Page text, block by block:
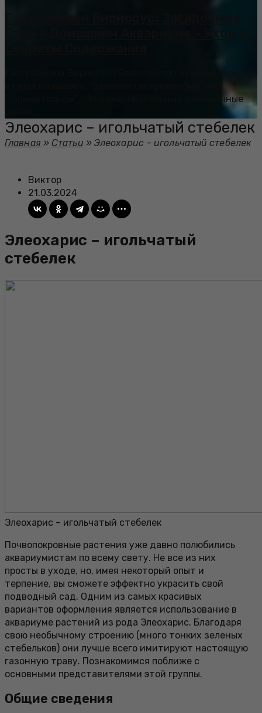
“горные гольцы”, - это очаровательные и необычные
Элеохарис – игольчатый стебелек
Главная » Статьи » Элеохарис – игольчатый стебелек
Виктор
21.03.2024
Элеохарис – игольчатый
стебелек
Элеохарис – игольчатый стебелек
Почвопокровные растения уже давно полюбились
аквариумистам по всему свету. Не все из них
просты в уходе, но, имея некоторый опыт и
терпение, вы сможете эффектно украсить свой
подводный сад. Одним из самых красивых
вариантов оформления является использование в
аквариуме растений из рода Элеохарис. Благодаря
свою необычному строению (много тонких зеленых
стебельков) они лучше всего имитируют настоящую
газонную траву. Познакомимся поближе с
основными представителями этой группы.
Общие сведения